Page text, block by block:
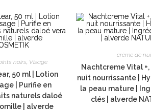
noirs, Visage
50 ml | Lotion
| Purifie en
naturels daloé
| alverde
crème de
Nachtcreme Vital
nuit nourrissante |
la peau mature |
clés | alverde